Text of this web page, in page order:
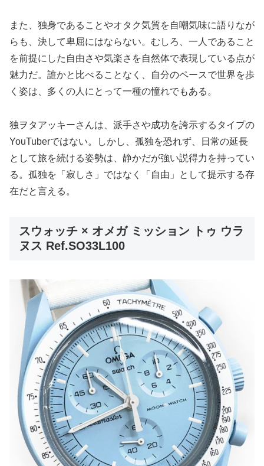
また、独身であることやオタク気質を自嘲気味に語りなが
らも、決して卑屈にはならない。むしろ、一人であること
を前提にした自由さや気楽さを自然体で表現している点が
魅力だ。誰かと比べることなく、自分のペースで世界を歩
く姿は、多くの人にとって一種の憧れでもある。
独ヲタアッキーさんは、派手さや成功を誇示するタイプの
YouTuberではない。しかし、孤独を恐れず、日常の延長
として旅を続ける姿勢は、静かだが強い説得力を持ってい
る。孤独を「寂しさ」ではなく「自由」として提示する存
在だと言える。
スウォッチ × オメガ ミッション トゥ ウラ
ヌス Ref.SO33L100